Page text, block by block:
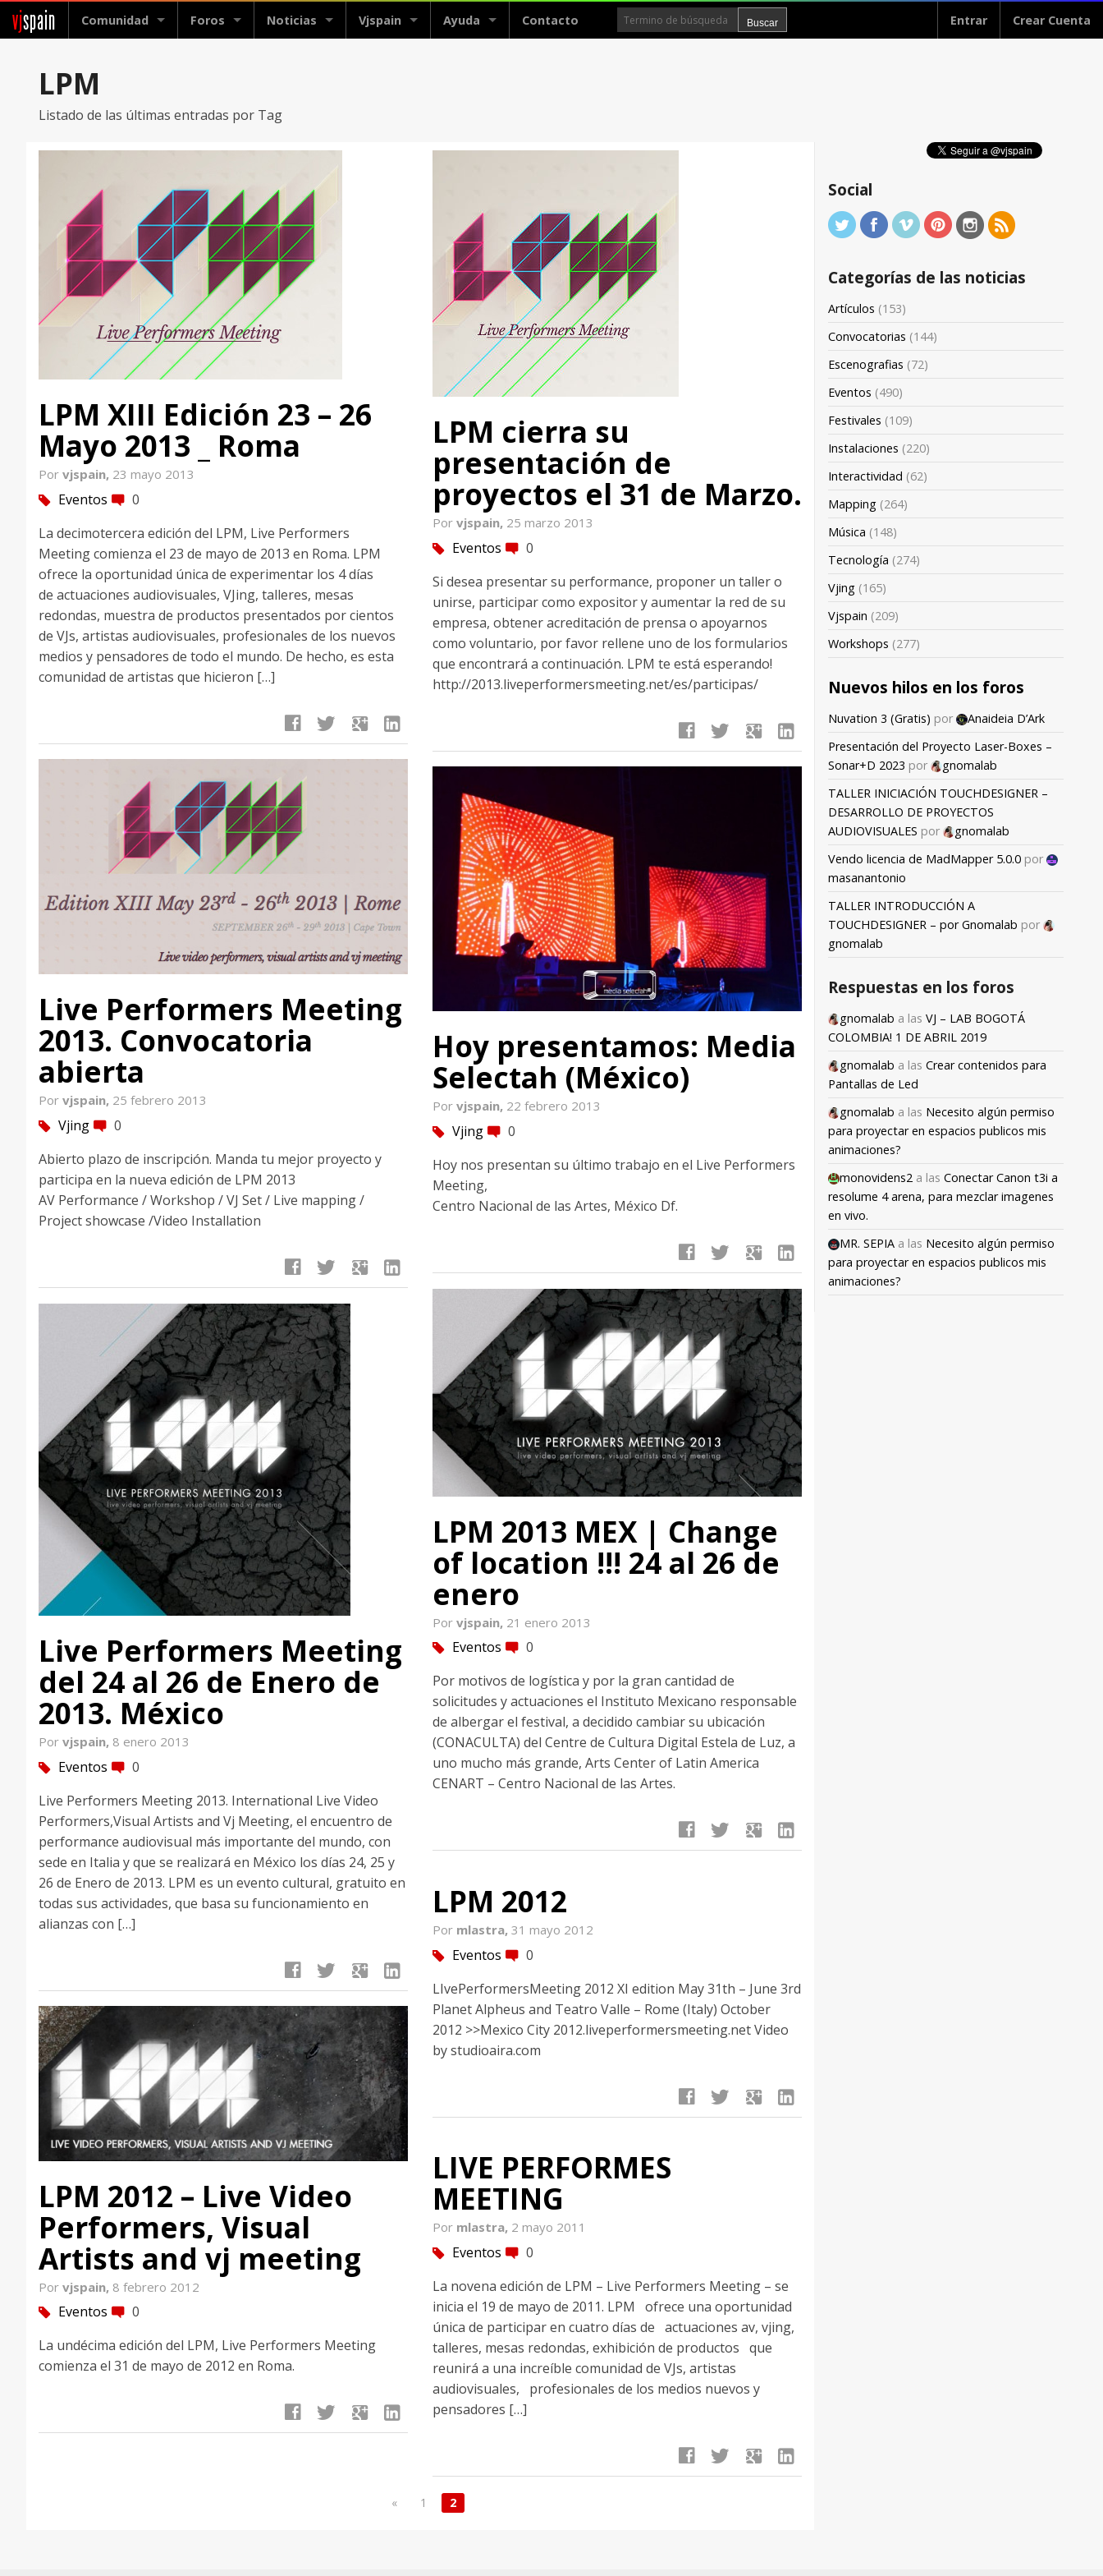
vjspain Comunidad Foros Noticias Vjspain Ayuda Contacto Entrar Crear Cuenta
LPM
Listado de las últimas entradas por Tag
LPM XIII Edición 23 – 26
Mayo 2013 _ Roma
Por vjspain, 23 mayo 2013
tag Eventos comment 0
La decimotercera edición del LPM, Live Performers
Meeting comienza el 23 de mayo de 2013 en Roma. LPM
ofrece la oportunidad única de experimentar los 4 días
de actuaciones audiovisuales, VJing, talleres, mesas
redondas, muestra de productos presentados por cientos
de VJs, artistas audiovisuales, profesionales de los nuevos
medios y pensadores de todo el mundo. De hecho, es esta
comunidad de artistas que hicieron […]
facebook twitter google linkedin
LPM cierra su
presentación de
proyectos el 31 de Marzo.
Por vjspain, 25 marzo 2013
tag Eventos comment 0
Si desea presentar su performance, proponer un taller o
unirse, participar como expositor y aumentar la red de su
empresa, obtener acreditación de prensa o apoyarnos
como voluntario, por favor rellene uno de los formularios
que encontrará a continuación. LPM te está esperando!
http://2013.liveperformersmeeting.net/es/participas/
facebook twitter google linkedin
Live Performers Meeting
2013. Convocatoria
abierta
Por vjspain, 25 febrero 2013
tag Vjing comment 0
Abierto plazo de inscripción. Manda tu mejor proyecto y
participa en la nueva edición de LPM 2013
AV Performance / Workshop / VJ Set / Live mapping /
Project showcase /Video Installation
facebook twitter google linkedin
Hoy presentamos: Media
Selectah (México)
Por vjspain, 22 febrero 2013
tag Vjing comment 0
Hoy nos presentan su último trabajo en el Live Performers
Meeting,
Centro Nacional de las Artes, México Df.
facebook twitter google linkedin
LPM 2013 MEX | Change
of location !!! 24 al 26 de
enero
Por vjspain, 21 enero 2013
tag Eventos comment 0
Por motivos de logística y por la gran cantidad de
solicitudes y actuaciones el Instituto Mexicano responsable
de albergar el festival, a decidido cambiar su ubicación
(CONACULTA) del Centre de Cultura Digital Estela de Luz, a
uno mucho más grande, Arts Center of Latin America
CENART – Centro Nacional de las Artes.
facebook twitter google linkedin
Live Performers Meeting
del 24 al 26 de Enero de
2013. México
Por vjspain, 8 enero 2013
tag Eventos comment 0
Live Performers Meeting 2013. International Live Video
Performers,Visual Artists and Vj Meeting, el encuentro de
performance audiovisual más importante del mundo, con
sede en Italia y que se realizará en México los días 24, 25 y
26 de Enero de 2013. LPM es un evento cultural, gratuito en
todas sus actividades, que basa su funcionamiento en
alianzas con […]
facebook twitter google linkedin
LPM 2012
Por mlastra, 31 mayo 2012
tag Eventos comment 0
LIvePerformersMeeting 2012 XI edition May 31th – June 3rd
Planet Alpheus and Teatro Valle – Rome (Italy) October
2012 >>Mexico City 2012.liveperformersmeeting.net Video
by studioaira.com
facebook twitter google linkedin
LPM 2012 – Live Video
Performers, Visual
Artists and vj meeting
Por vjspain, 8 febrero 2012
tag Eventos comment 0
La undécima edición del LPM, Live Performers Meeting
comienza el 31 de mayo de 2012 en Roma.
facebook twitter google linkedin
LIVE PERFORMES
MEETING
Por mlastra, 2 mayo 2011
tag Eventos comment 0
La novena edición de LPM – Live Performers Meeting – se
inicia el 19 de mayo de 2011. LPM ofrece una oportunidad
única de participar en cuatro días de actuaciones av, vjing,
talleres, mesas redondas, exhibición de productos que
reunirá a una increíble comunidad de VJs, artistas
audiovisuales, profesionales de los medios nuevos y
pensadores […]
facebook twitter google linkedin
« 1 2
Social
Categorías de las noticias
Artículos (153)
Convocatorias (144)
Escenografias (72)
Eventos (490)
Festivales (109)
Instalaciones (220)
Interactividad (62)
Mapping (264)
Música (148)
Tecnología (274)
Vjing (165)
Vjspain (209)
Workshops (277)
Nuevos hilos en los foros
Nuvation 3 (Gratis) por
Anaideia D’Ark
Presentación del Proyecto Laser-Boxes –
Sonar+D 2023 por
gnomalab
TALLER INICIACIÓN TOUCHDESIGNER –
DESARROLLO DE PROYECTOS
AUDIOVISUALES por
gnomalab
Vendo licencia de MadMapper 5.0.0 por
masanantonio
TALLER INTRODUCCIÓN A
TOUCHDESIGNER – por Gnomalab por
gnomalab
Respuestas en los foros
gnomalab a las VJ – LAB BOGOTÁ
COLOMBIA! 1 DE ABRIL 2019
gnomalab a las Crear contenidos para
Pantallas de Led
gnomalab a las Necesito algún permiso
para proyectar en espacios publicos mis
animaciones?
monovidens2 a las Conectar Canon t3i a
resolume 4 arena, para mezclar imagenes
en vivo.
MR. SEPIA a las Necesito algún permiso
para proyectar en espacios publicos mis
animaciones?